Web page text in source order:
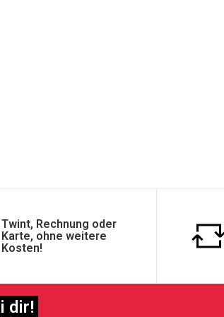
Twint, Rechnung oder
Karte, ohne weitere
Kosten!
dir!